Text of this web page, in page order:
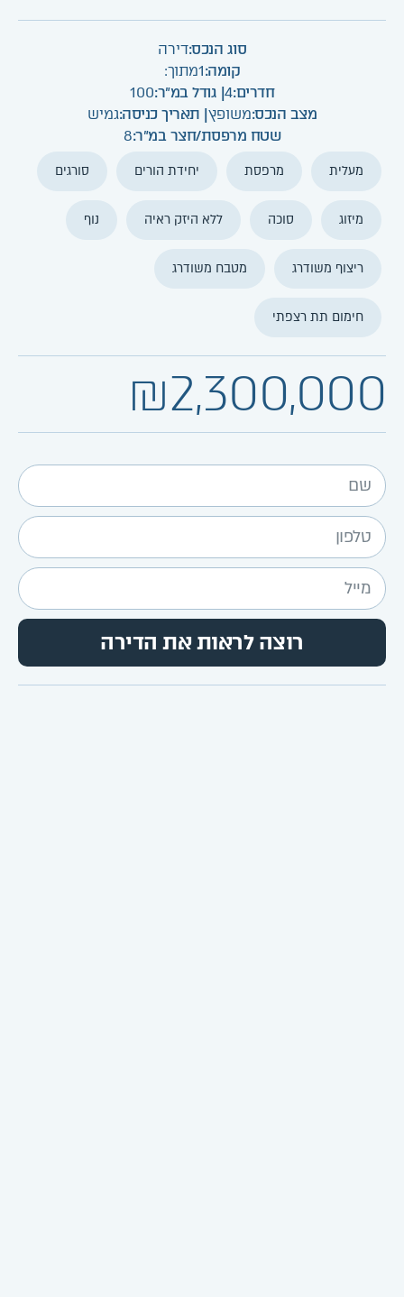
סוג הנכס:דירה
קומה:1מתוך:
חדרים:4| גודל במ"ר:100
מצב הנכס:משופץ| תאריך כניסה:גמיש
שטח מרפסת/חצר במ"ר:8
מעלית מרפסת יחידת הורים סורגים
מיזוג סוכה ללא היזק ראיה נוף
ריצוף משודרג מטבח משודרג
חימום תת רצפתי
₪2,300,000
רוצה לראות את הדירה